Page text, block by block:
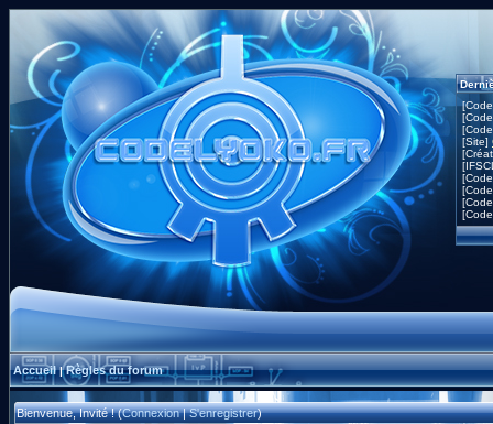
[Site]
Accueil|Règles du forum
Bienvenue, Invité ! (Connexion|S'enregistrer)